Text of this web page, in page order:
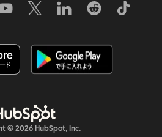
© 2026 HubSpot, Inc.